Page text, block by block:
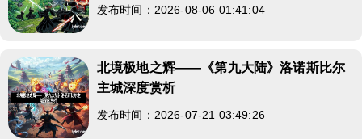
发布时间：2026-08-06 01:41:04
北境极地之辉——《第九大陆》洛诺斯比尔
主城深度赏析
发布时间：2026-07-21 03:49:26